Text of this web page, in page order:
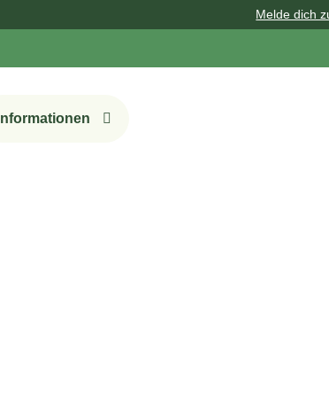
Melde dich zu
Informationen